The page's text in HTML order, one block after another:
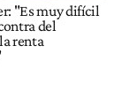
"Es muy difícil
del
renta